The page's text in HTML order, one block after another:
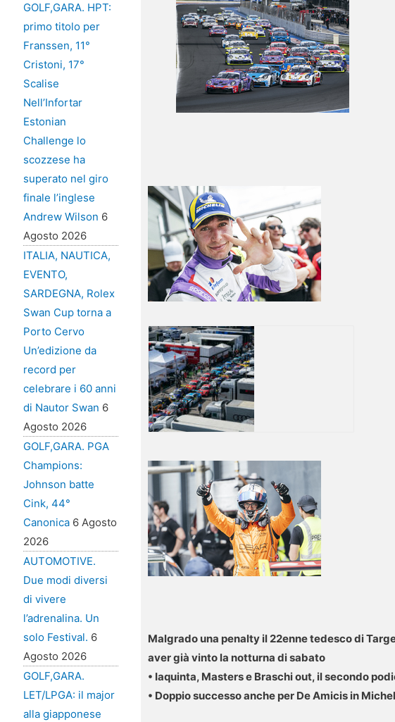
GOLF,GARA. HPT:
primo titolo per
Franssen, 11°
Cristoni, 17°
Scalise
Nell’Infortar
Estonian
Challenge lo
scozzese ha
superato nel giro
finale l’inglese
Andrew Wilson 6
Agosto 2026
ITALIA, NAUTICA,
EVENTO,
SARDEGNA, Rolex
Swan Cup torna a
Porto Cervo
Un’edizione da
record per
celebrare i 60 anni
di Nautor Swan 6
Agosto 2026
GOLF,GARA. PGA
Champions:
Johnson batte
Cink, 44°
Canonica 6 Agosto
2026
AUTOMOTIVE.
Due modi diversi
di vivere
l’adrenalina. Un
solo Festival. 6
Agosto 2026
GOLF,GARA.
LET/LPGA: il major
alla giapponese
Malgrado una penalty il 22enne tedesco di
aver già vinto la notturna di sabato
• Iaquinta, Masters e Braschi out, il secondo
• Doppio successo anche per De Amicis in